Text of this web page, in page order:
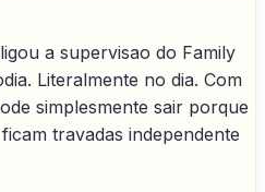
a supervisao do Family
Literalmente no dia. Com
simplesmente sair porque
travadas independente